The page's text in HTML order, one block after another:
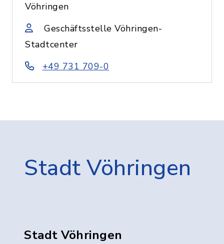
Vöhringen
Geschäftsstelle Vöhringen-
Stadtcenter
+49 731 709-0
Stadt Vöhringen
Stadt Vöhringen